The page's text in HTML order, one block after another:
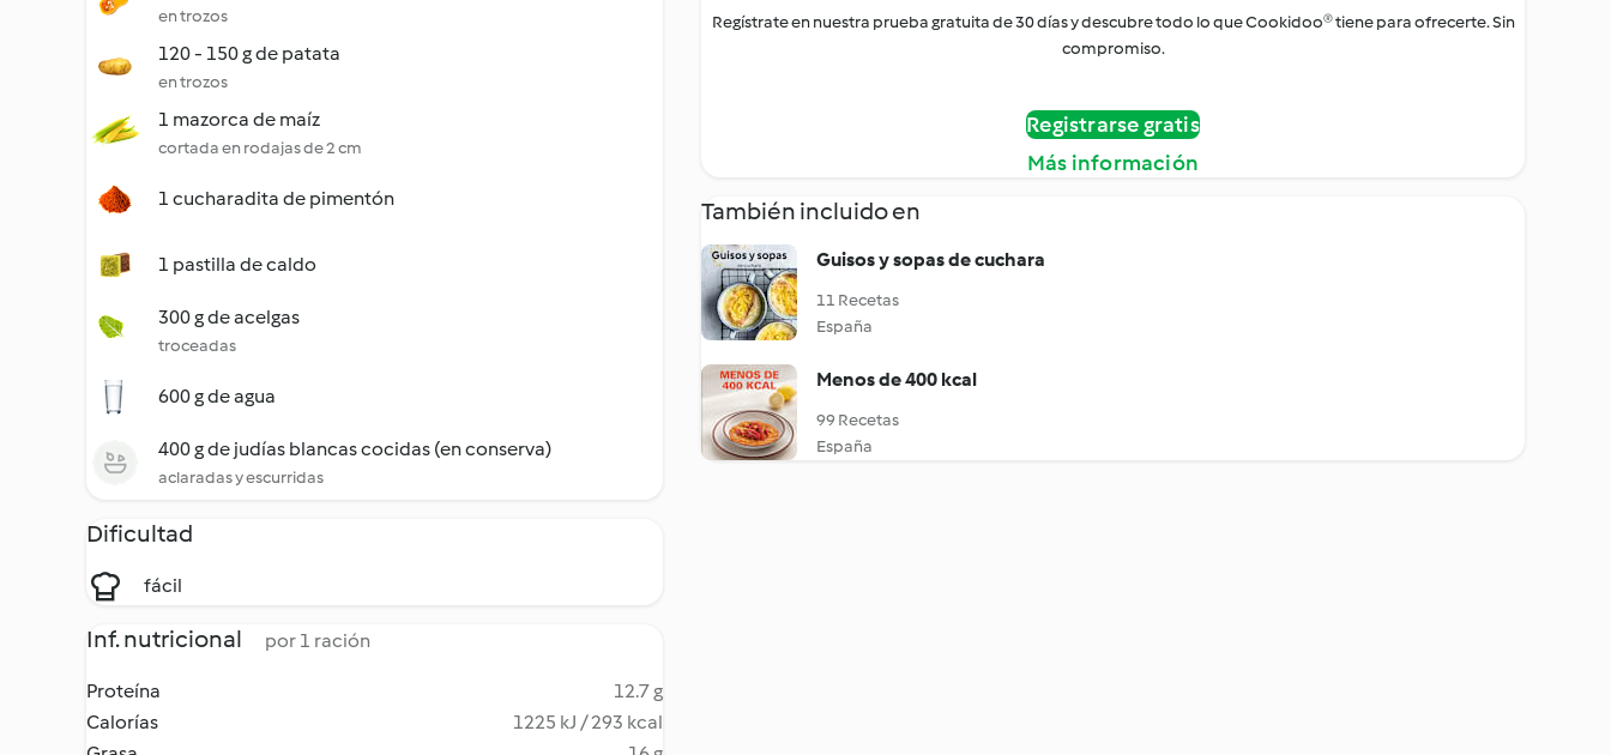
en trozos
120 - 150 g de patata
en trozos
1 mazorca de maíz
cortada en rodajas de 2 cm
1 cucharadita de pimentón
1 pastilla de caldo
300 g de acelgas
troceadas
600 g de agua
400 g de judías blancas cocidas (en conserva)
aclaradas y escurridas
Dificultad
fácil
Inf. nutricional por 1 ración
Proteína
12.7 g
Calorías
1225 kJ / 293 kcal
Regístrate en nuestra prueba gratuita de 30 días y descubre todo lo que Cookidoo® tiene para ofrecerte. Sin
compromiso.
Registrarse gratis
Más información
También incluido en
Guisos y sopas de cuchara
11 Recetas
España
Menos de 400 kcal
99 Recetas
España